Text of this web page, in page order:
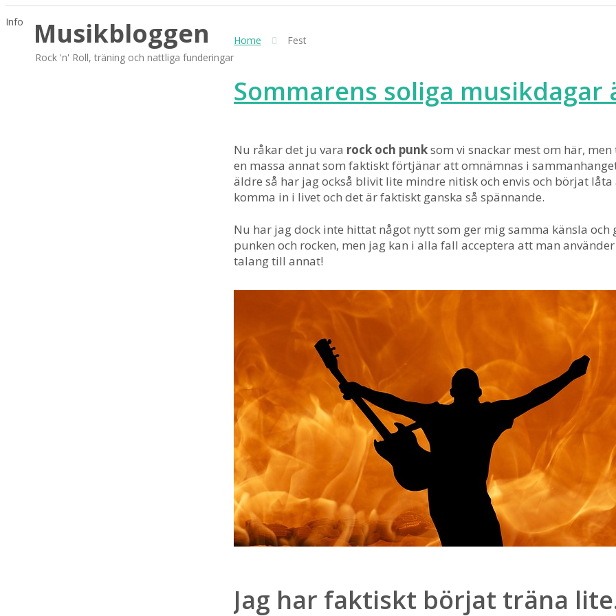
to
content
Info Musikbloggen
Rock 'n' Roll, träning och nattliga funderingar
Home Fest
Sommarens soliga musikdagar
Nu råkar det ju vara rock och punksom vi snackar mest om här,
en massa annat som faktiskt förtjänar att omnämnas i
äldre så har jag också blivit lite mindre nitisk och envis och börjat
komma in i livet och det är faktiskt ganska så spännande.
Nu har jag dock inte hittat något nytt som ger mig samma känsla och
punken och rocken, men jag kan i alla fall acceptera att man
talang till annat!
Jag har faktiskt börjat träna